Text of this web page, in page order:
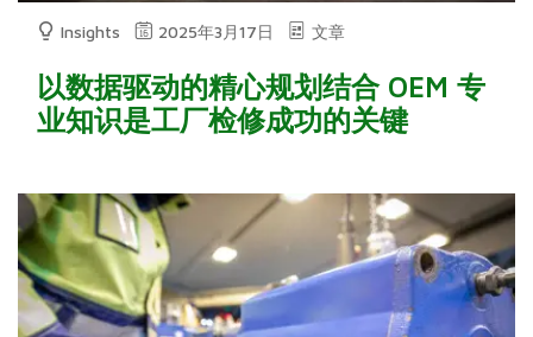
Insights 2025年3月17日 文章
以数据驱动的精心规划结合 OEM 专
业知识是工厂检修成功的关键